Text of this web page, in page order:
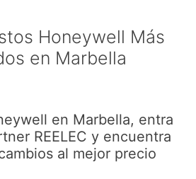
Honeywell Más
en Marbella
en Marbella, entra
REELEC y encuentra
al mejor precio